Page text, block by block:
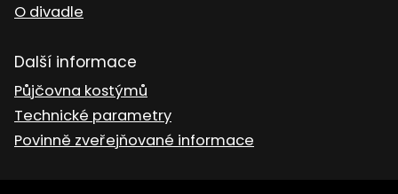
O divadle
Další informace
Půjčovna kostýmů
Technické parametry
Povinně zveřejňované informace